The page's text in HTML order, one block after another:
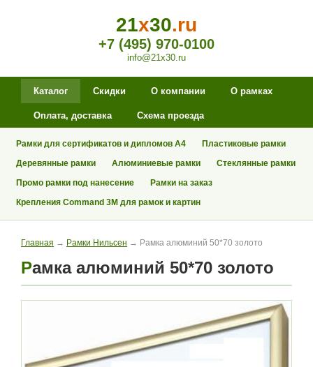
21x30.ru
+7 (495) 970-0100
info@21x30.ru
Каталог Скидки О компании О рамках
Оплата, доставка Схема проезда
Рамки для сертификатов и дипломов А4
Пластиковые рамки
Деревянные рамки
Алюминиевые рамки
Стеклянные рамки
Промо рамки под нанесение
Рамки на заказ
Крепления Command 3M для рамок и картин
Главная → Рамки Нильсен → Рамка алюминий 50*70 золото
Рамка алюминий 50*70 золото